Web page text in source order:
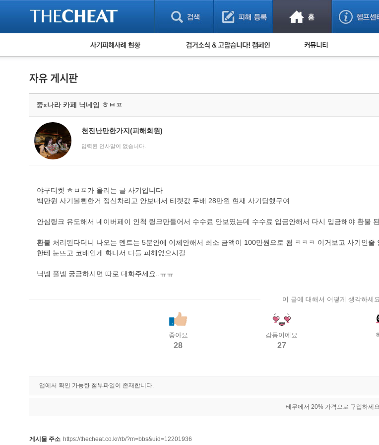
피해사례 현황
보이스피싱 피해사례
유해사이트 목록
비공개 피해사례
워킹홀리데이 피해사례
검거 소식 사기 예방했어요!
중x나라 카페 닉네임 ㅎㅂㅍ
천진난만한가지(피해회원)
입력된 인사말이 없습니다.
야구티켓 ㅎㅂㅍ가 올리는 글 사기입니다
백만원 사기볼뻔한거 정신차리고 안보내서 티켓값 두배 28만원 현재 사기당했구여
안심링크 유도해서 네이버페이 인척 링크만들어서 수수료 안보였는데 수수료 입금안해서 다시 입금해야 환불
환불 처리된다더니 나오는 멘트는 5분안에 이체안해서 최소 금액이 100만원으로 됨 ㅋㅋㅋ 이거보고 사기인
한테 눈뜨고 코배인게 화나서 다들 피해없으시길
닉넴 풀넴 궁금하시면 따로 대화주세요..ㅠㅠ
이 글에 대해서 어떻게 생각하세
좋아요
28
감동이에요
27
앱에서 확인 가능한 첨부파일이 존재합니다.
테무에서 20% 가격으로 구입하세
게시물 주소 https://thecheat.co.kr/rb/?m=bbs&uid=12201936